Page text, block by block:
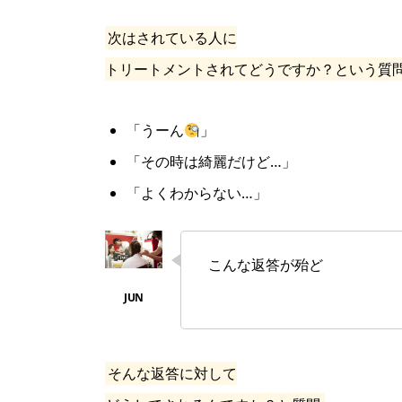
次はされている人に
トリートメントされてどうですか？という質
「うーん
」
「その時は綺麗だけど…」
「よくわからない…」
こんな返答が殆ど
そんな返答に対して